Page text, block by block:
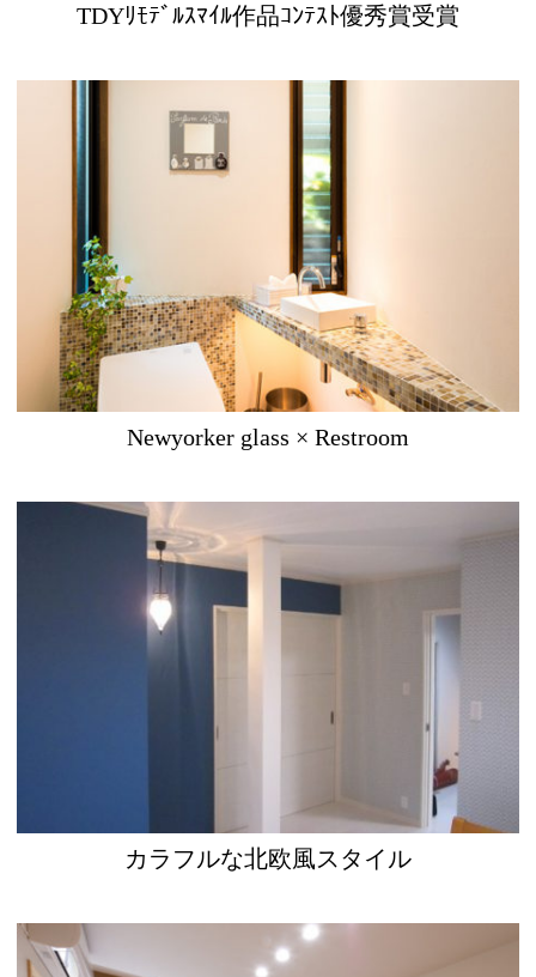
TDYﾘﾓﾃﾞﾙｽﾏｲﾙ作品ｺﾝﾃｽﾄ優秀賞受賞
Newyorker glass × Restroom
カラフルな北欧風スタイル